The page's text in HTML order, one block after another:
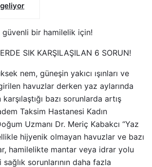
güvenli bir hamilelik için!
SIK KARŞILAŞILAN 6 SORUN!
nem, güneşin yakıcı ışınları ve
havuzlar derken yaz aylarında
karşılaştığı bazı sorunlarda artış
Taksim Hastanesi Kadın
Uzmanı Dr. Meriç Kabakcı “Yaz
hijyenik olmayan havuzlar ve bazı
hamilelikte mantar veya idrar yolu
sorunlarının daha fazla